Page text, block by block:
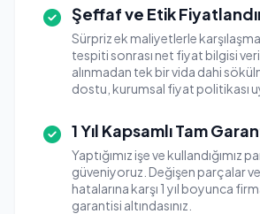
Şeffaf ve Etik
Sürpriz ek maliyetlerle
tespiti sonrası net fiyat bilgisi
alınmadan tek bir vida dahi
dostu, kurumsal fiyat politikası
1 Yıl Kapsamlı Tam
Yaptığımız işe ve kullandığımız
güveniyoruz. Değişen parçalar
hatalarına karşı 1 yıl boyunca
garantisi altındasınız.